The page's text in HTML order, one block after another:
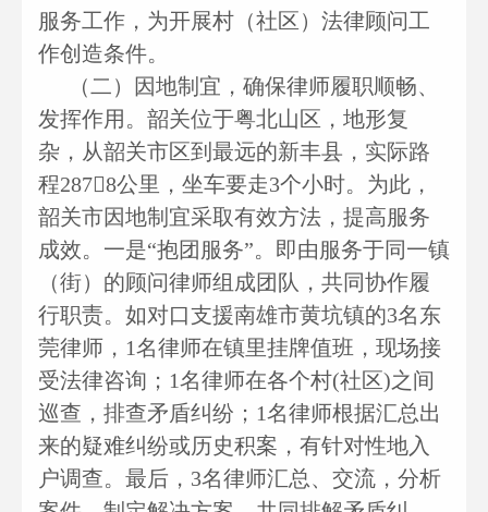
服务工作，为开展村（社区）法律顾问工
作创造条件。
（二）因地制宜，确保律师履职顺畅、
发挥作用。韶关位于粤北山区，地形复
杂，从韶关市区到最远的新丰县，实际路
程2878公里，坐车要走3个小时。为此，
韶关市因地制宜采取有效方法，提高服务
成效。一是“抱团服务”。即由服务于同一镇
（街）的顾问律师组成团队，共同协作履
行职责。如对口支援南雄市黄坑镇的3名东
莞律师，1名律师在镇里挂牌值班，现场接
受法律咨询；1名律师在各个村(社区)之间
巡查，排查矛盾纠纷；1名律师根据汇总出
来的疑难纠纷或历史积案，有针对性地入
户调查。最后，3名律师汇总、交流，分析